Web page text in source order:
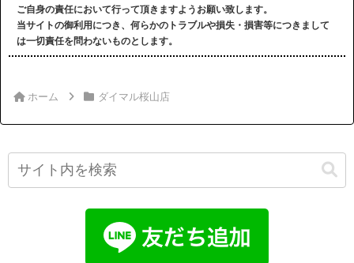
ご自身の責任において行って頂きますようお願い致します。
当サイトの御利用につき、何らかのトラブルや損失・損害等につきまして
は一切責任を問わないものとします。
ホーム ダイマル桜山店